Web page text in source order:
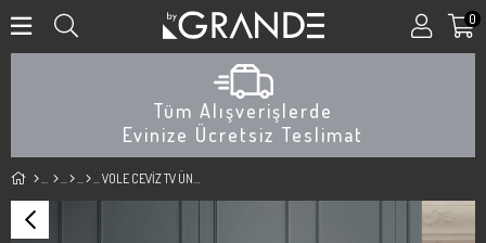
0
Tüm Alışverişlerde
Evinize Ücretsiz Teslimat
VOLE CEVİZ TV ÜNİTESİ ALT ÜST